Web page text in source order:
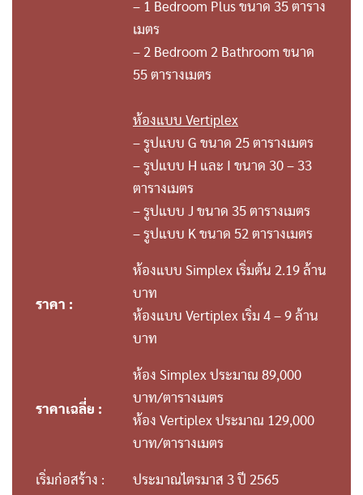
– 1 Bedroom Plus ขนาด 35 ตาราง
เมตร
– 2 Bedroom 2 Bathroom ขนาด
55 ตารางเมตร
ห้องแบบ Vertiplex
– รูปแบบ G ขนาด 25 ตารางเมตร
– รูปแบบ H และ I ขนาด 30 – 33
ตารางเมตร
– รูปแบบ J ขนาด 35 ตารางเมตร
– รูปแบบ K ขนาด 52 ตารางเมตร
ราคา :
ห้องแบบ Simplex เริ่มต้น 2.19 ล้าน
บาท
ห้องแบบ Vertiplex เริ่ม 4 – 9 ล้าน
บาท
ราคาเฉลี่ย :
ห้อง Simplex ประมาณ 89,000
บาท/ตารางเมตร
ห้อง Vertiplex ประมาณ 129,000
บาท/ตารางเมตร
เริ่มก่อสร้าง : ประมาณไตรมาส 3 ปี 2565